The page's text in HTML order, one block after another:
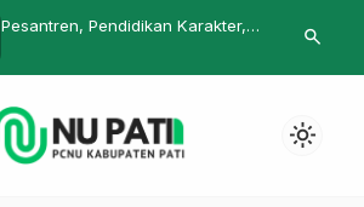
Pesantren, Pendidikan Karakter,
Perempuan,
search
light_mode